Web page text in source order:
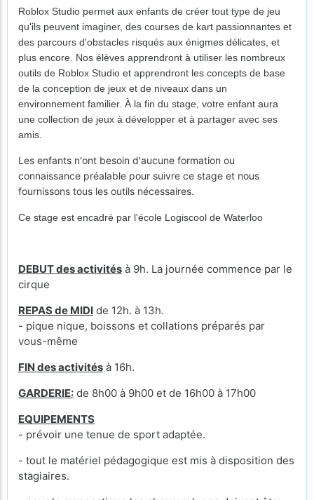
Roblox Studio permet aux enfants de créer tout type de jeu
qu'ils peuvent imaginer, des courses de kart passionnantes et
des parcours d'obstacles risqués aux énigmes délicates, et
plus encore. Nos élèves apprendront à utiliser les nombreux
outils de Roblox Studio et apprendront les concepts de base
de la conception de jeux et de niveaux dans un
environnement familier. À la fin du stage, votre enfant aura
une collection de jeux à développer et à partager avec ses
amis.
Les enfants n'ont besoin d'aucune formation ou
connaissance préalable pour suivre ce stage et nous
fournissons tous les outils nécessaires.
Ce stage est encadré par l'école Logiscool de Waterloo
DEBUT des activités à 9h. La journée commence par le
cirque
REPAS de MIDI de 12h. à 13h.
- pique nique, boissons et collations préparés par
vous-même
FIN des activités à 16h.
GARDERIE: de 8h00 à 9h00 et de 16h00 à 17h00
EQUIPEMENTS
- prévoir une tenue de sport adaptée.
- tout le matériel pédagogique est mis à disposition des
stagiaires.